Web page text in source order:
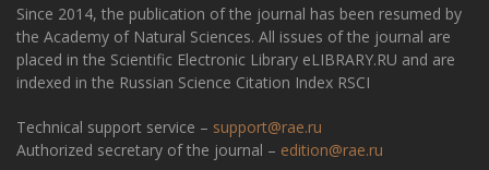
Since 2014, the publication of the journal has been resumed by
the Academy of Natural Sciences. All issues of the journal are
placed in the Scientific Electronic Library eLIBRARY.RU and are
indexed in the Russian Science Citation Index RSCI
Technical support service – support@rae.ru
Authorized secretary of the journal – edition@rae.ru